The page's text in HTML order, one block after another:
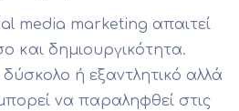
media marketing απαιτεί
και δημιουργικότητα.
ή εξαντλητικό αλλά
να παραληφθεί στις